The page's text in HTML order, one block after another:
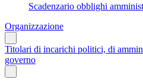
Scadenzario obblighi
Organizzazione
Titolari di incarichi politici, di
governo